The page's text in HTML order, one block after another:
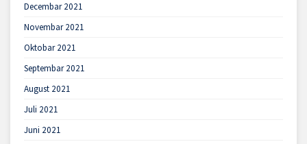
Decembar 2021
Novembar 2021
Oktobar 2021
Septembar 2021
August 2021
Juli 2021
Juni 2021